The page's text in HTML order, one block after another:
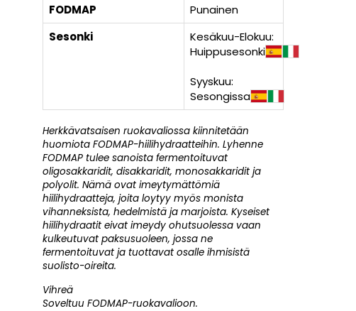
FODMAP
Punainen
Sesonki
Kesäkuu-Elokuu:
Huippusesonki
Syyskuu:
Sesongissa
Herkkävatsaisen ruokavaliossa kiinnitetään
huomiota FODMAP-hiilihydraatteihin. Lyhenne
FODMAP tulee sanoista fermentoituvat
oligosakkaridit, disakkaridit, monosakkaridit ja
polyolit. Nämä ovat imeytymättömiä
hiilihydraatteja, joita loytyy myös monista
vihanneksista, hedelmistä ja marjoista. Kyseiset
hiilihydraatit eivat imeydy ohutsuolessa vaan
kulkeutuvat paksusuoleen, jossa ne
fermentoituvat ja tuottavat osalle ihmisistä
suolisto-oireita.
Vihreä
Soveltuu FODMAP-ruokavalioon.